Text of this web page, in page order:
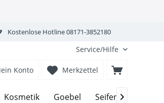
Kostenlose Hotline 08171-3852180
Service/Hilfe
Merkzettel
Konto
Kosmetik Goebel Seifen-